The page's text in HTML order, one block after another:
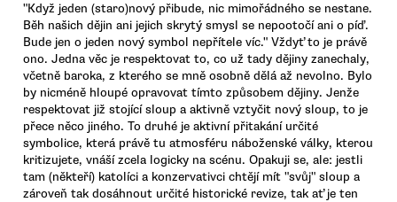
"Když jeden (staro)nový přibude, nic mimořádného se nestane.
Běh našich dějin ani jejich skrytý smysl se nepootočí ani o píď.
Bude jen o jeden nový symbol nepřítele víc." Vždyť to je právě
ono. Jedna věc je respektovat to, co už tady dějiny zanechaly,
včetně baroka, z kterého se mně osobně dělá až nevolno. Bylo
by nicméně hloupé opravovat tímto způsobem dějiny. Jenže
respektovat již stojící sloup a aktivně vztyčit nový sloup, to je
přece něco jiného. To druhé je aktivní přitakání určité
symbolice, která právě tu atmosféru náboženské války, kterou
kritizujete, vnáší zcela logicky na scénu. Opakuji se, ale: jestli
tam (někteří) katolíci a konzervativci chtějí mít "svůj" sloup a
zároveň tak dosáhnout určité historické revize, tak ať je ten